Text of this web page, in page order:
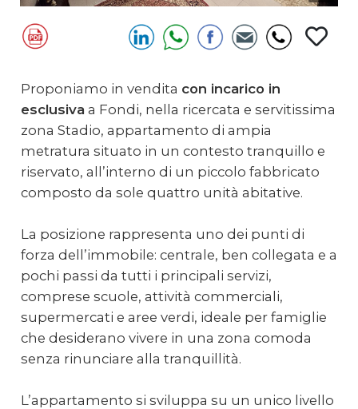
Proponiamo in vendita con incarico in
esclusiva a Fondi, nella ricercata e servitissima
zona Stadio, appartamento di ampia
metratura situato in un contesto tranquillo e
riservato, all’interno di un piccolo fabbricato
composto da sole quattro unità abitative.
La posizione rappresenta uno dei punti di
forza dell’immobile: centrale, ben collegata e a
pochi passi da tutti i principali servizi,
comprese scuole, attività commerciali,
supermercati e aree verdi, ideale per famiglie
che desiderano vivere in una zona comoda
senza rinunciare alla tranquillità.
L’appartamento si sviluppa su un unico livello